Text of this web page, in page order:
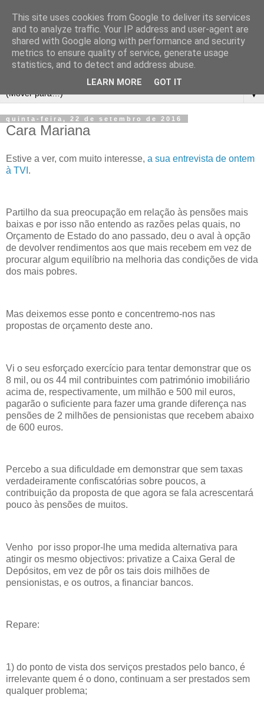
▼
quinta-feira, 22 de setembro de 2016
Cara Mariana
Estive a ver, com muito interesse, a sua entrevista de ontem
à TVI .
Partilho da sua preocupação em relação às pensões mais
baixas e por isso não entendo as razões pelas quais, no
Orçamento de Estado do ano passado, deu o aval à opção
de devolver rendimentos aos que mais recebem em vez de
procurar algum equilíbrio na melhoria das condições de vida
dos mais pobres.
Mas deixemos esse ponto e concentremo-nos nas
propostas de orçamento deste ano.
Vi o seu esforçado exercício para tentar demonstrar que os
8 mil, ou os 44 mil contribuintes com património imobiliário
acima de, respectivamente, um milhão e 500 mil euros,
pagarão o suficiente para fazer uma grande diferença nas
pensões de 2 milhões de pensionistas que recebem abaixo
de 600 euros.
Percebo a sua dificuldade em demonstrar que sem taxas
verdadeiramente confiscatórias sobre poucos, a
contribuição da proposta de que agora se fala acrescentará
pouco às pensões de muitos.
Venho por isso propor-lhe uma medida alternativa para
atingir os mesmo objectivos: privatize a Caixa Geral de
Depósitos, em vez de pôr os tais dois milhões de
pensionistas, e os outros, a financiar bancos.
Repare:
1) do ponto de vista dos serviços prestados pelo banco, é
irrelevante quem é o dono, continuam a ser prestados sem
qualquer problema;
This site uses cookies from Google to deliver its services
and to analyze traffic. Your IP address and user-agent are
shared with Google along with performance and security
metrics to ensure quality of service, generate usage
statistics, and to detect and address abuse.
LEARN MORE GOT IT